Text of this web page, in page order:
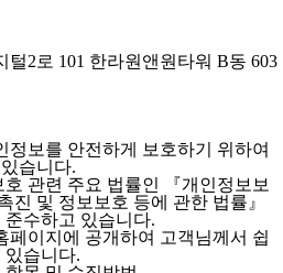
2로 101 한라원앤원타워 B동 603
정보를 안전하게 보호하기 위하여
습니다.
관련 주요 법률인 『개인정보보
진 및 정보보호 등에 관한 법률』
수하고 있습니다.
페이지에 공개하여 고객님께서 쉽
있습니다.